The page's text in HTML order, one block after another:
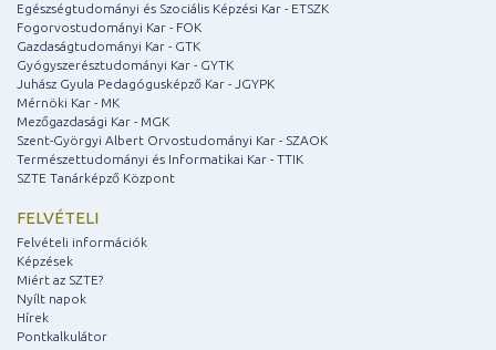
Egészségtudományi és Szociális Képzési Kar - ETSZK
Fogorvostudományi Kar - FOK
Gazdaságtudományi Kar - GTK
Gyógyszerésztudományi Kar - GYTK
Juhász Gyula Pedagógusképző Kar - JGYPK
Mérnöki Kar - MK
Mezőgazdasági Kar - MGK
Szent-Györgyi Albert Orvostudományi Kar - SZAOK
Természettudományi és Informatikai Kar - TTIK
SZTE Tanárképző Központ
FELVÉTELI
Felvételi információk
Képzések
Miért az SZTE?
Nyílt napok
Hírek
Pontkalkulátor